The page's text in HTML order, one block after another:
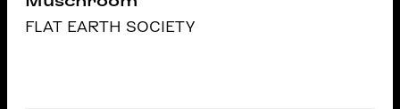
FLAT EARTH SOCIETY